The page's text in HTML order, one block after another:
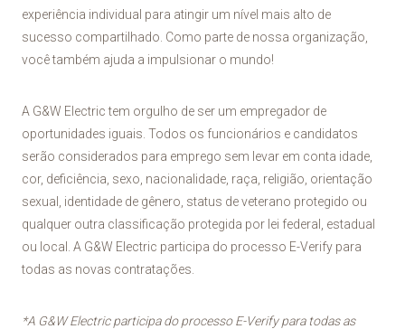
experiência individual para atingir um nível mais alto de
sucesso compartilhado. Como parte de nossa organização,
você também ajuda a impulsionar o mundo!
A G&W Electric tem orgulho de ser um empregador de
oportunidades iguais. Todos os funcionários e candidatos
serão considerados para emprego sem levar em conta idade,
cor, deficiência, sexo, nacionalidade, raça, religião, orientação
sexual, identidade de gênero, status de veterano protegido ou
qualquer outra classificação protegida por lei federal, estadual
ou local. A G&W Electric participa do processo E-Verify para
todas as novas contratações.
*A G&W Electric participa do processo E-Verify para todas as